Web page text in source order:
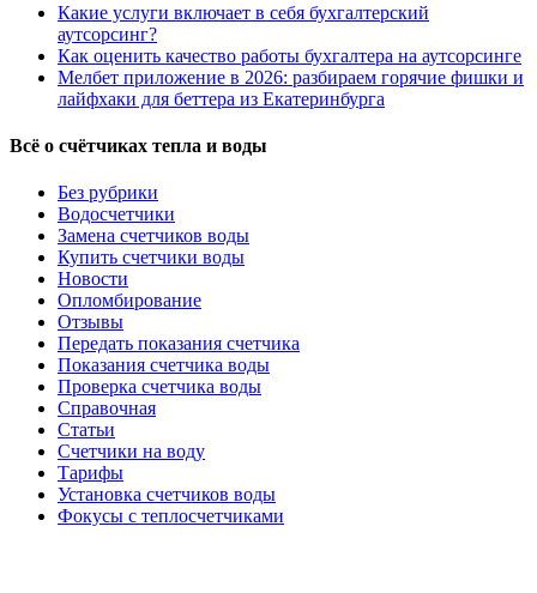
Какие услуги включает в себя бухгалтерский
аутсорсинг?
Как оценить качество работы бухгалтера на аутсорсинге
Мелбет приложение в 2026: разбираем горячие фишки и
лайфхаки для беттера из Екатеринбурга
Всё о счётчиках тепла и воды
Без рубрики
Водосчетчики
Замена счетчиков воды
Купить счетчики воды
Новости
Опломбирование
Отзывы
Передать показания счетчика
Показания счетчика воды
Проверка счетчика воды
Справочная
Статьи
Счетчики на воду
Тарифы
Установка счетчиков воды
Фокусы с теплосчетчиками